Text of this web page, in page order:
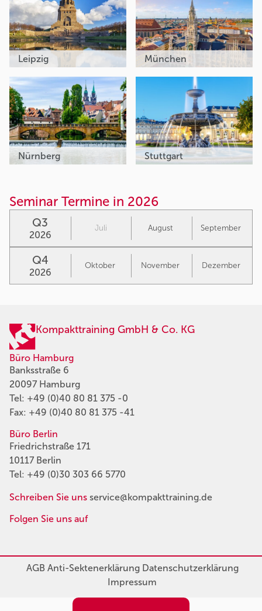
Leipzig München
Nürnberg Stuttgart
Seminar Termine in 2026
Q3
2026
Juli August September
Q4
2026
Oktober November Dezember
Kompakttraining GmbH & Co. KG
Büro Hamburg
Banksstraße 6
20097 Hamburg
Tel: +49 (0)40 80 81 375 -0
Fax: +49 (0)40 80 81 375 -41
Büro Berlin
Friedrichstraße 171
10117 Berlin
Tel: +49 (0)30 303 66 5770
Schreiben Sie uns service@kompakttraining.de
Folgen Sie uns auf
AGBAnti-SektenerklärungDatenschutzerklärung
Impressum